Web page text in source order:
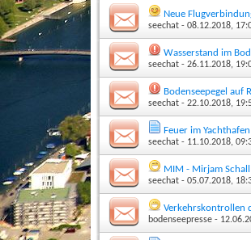
Neue
seechat - 08.12.2018,
Wasserstand im
seechat - 26.11.2018,
Bodenseepegel auf
seechat - 22.10.2018,
Feuer im
seechat - 11.10.2018,
MIM - Mirjam
seechat - 05.07.2018,
Verkehrskontrollen
bodenseepresse -